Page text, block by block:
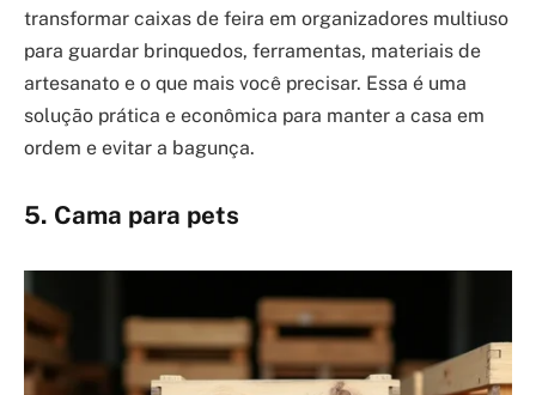
transformar caixas de feira em organizadores multiuso
para guardar brinquedos, ferramentas, materiais de
artesanato e o que mais você precisar. Essa é uma
solução prática e econômica para manter a casa em
ordem e evitar a bagunça.
5. Cama para pets